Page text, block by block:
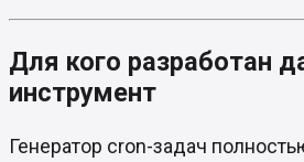
Для кого разработан
инструмент
Генератор cron-задач